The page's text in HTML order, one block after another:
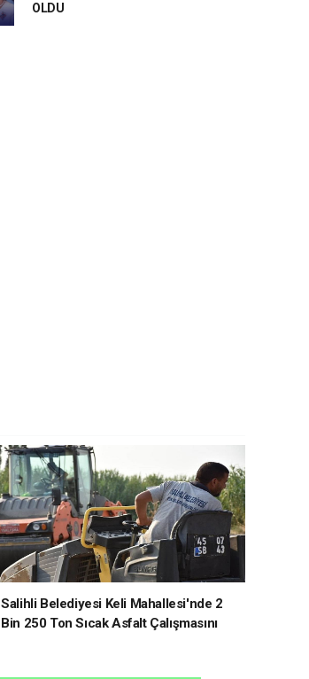
OLDU
Salihli Belediyesi Keli Mahallesi'nde 2
Bin 250 Ton Sıcak Asfalt Çalışmasını